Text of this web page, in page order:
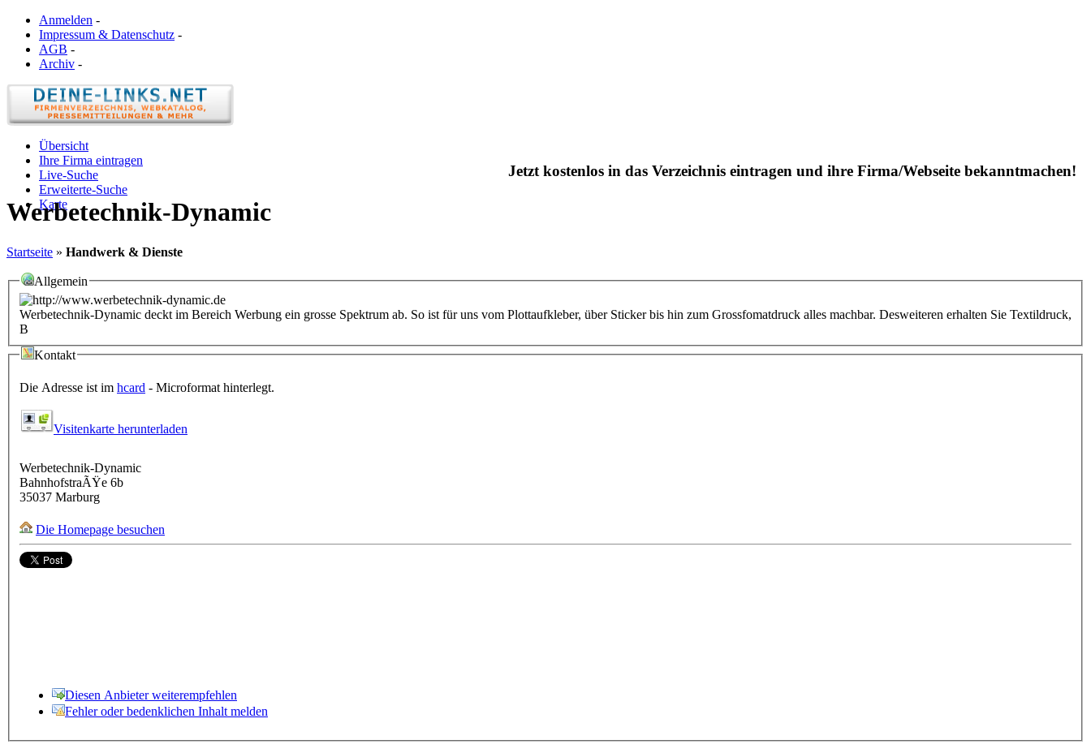
Anmelden -
Impressum & Datenschutz -
AGB -
Archiv -
Übersicht
Ihre Firma eintragen
Live-Suche
Erweiterte-Suche
Karte
Jetzt kostenlos in das Verzeichnis eintragen und ihre Firma/Webseite bekanntmachen!
Werbetechnik-Dynamic
Startseite » Handwerk & Dienste
Allgemein
Werbetechnik-Dynamic deckt im Bereich Werbung ein grosse Spektrum ab. So ist für uns vom Plottaufkleber, über Sticker bis hin zum Grossfomatdruck alles machbar. Desweiteren erhalten Sie Textildruck,
B
Kontakt
Die Adresse ist im hcard - Microformat hinterlegt.
Visitenkarte herunterladen
Werbetechnik-Dynamic
BahnhofstraÃŸe 6b
35037 Marburg
Die Homepage besuchen
Diesen Anbieter weiterempfehlen
Fehler oder bedenklichen Inhalt melden